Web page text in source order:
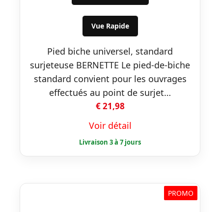
Vue Rapide
Pied biche universel, standard
surjeteuse BERNETTE Le pied-de-biche
standard convient pour les ouvrages
effectués au point de surjet…
€21,98
Voir détail
PROMO